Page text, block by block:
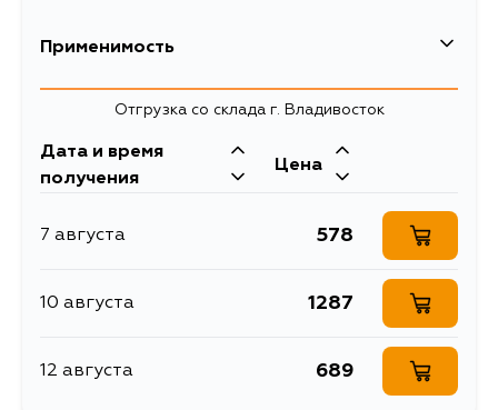
Описание
Применимость
Отгрузка со склада г. Владивосток
Дата и время
получения
Цена
7 августа 578
10 августа 1287
12 августа 689